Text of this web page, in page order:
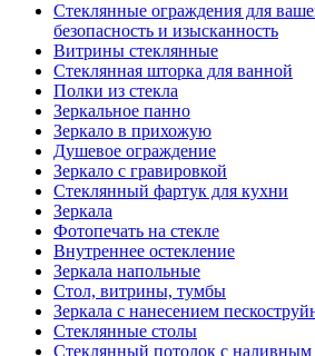
Стеклянные ограждения для
безопасность и изысканность
Витрины стеклянные
Стеклянная шторка для ванной
Полки из стекла
Зеркальное панно
Зеркало в прихожую
Душевое ограждение
Зеркало с гравировкой
Стеклянный фартук для кухни
Зеркала
Фотопечать на стекле
Внутреннее остекление
Зеркала напольные
Стол, витрины, тумбы
Зеркала с нанесением
Стеклянные столы
Стеклянный потолок с